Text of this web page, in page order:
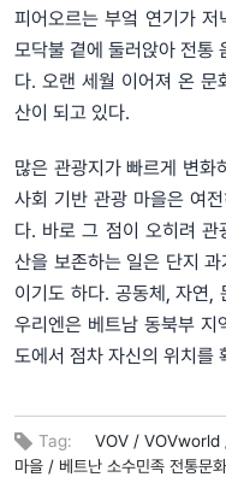
피어오르는 부엌 연기가
모닥불 곁에 둘러앉아 전통
다. 오랜 세월 이어져 온
산이 되고 있다.
많은 관광지가 빠르게 변화
사회 기반 관광 마을은 여
다. 바로 그 점이 오히려
산을 보존하는 일은 단지
이기도 하다. 공동체, 자연,
우리엔은 베트남 동북부
도에서 점차 자신의 위치를
Tag: VOV / VOVworld
마을 / 베트난 소수민족 전통문